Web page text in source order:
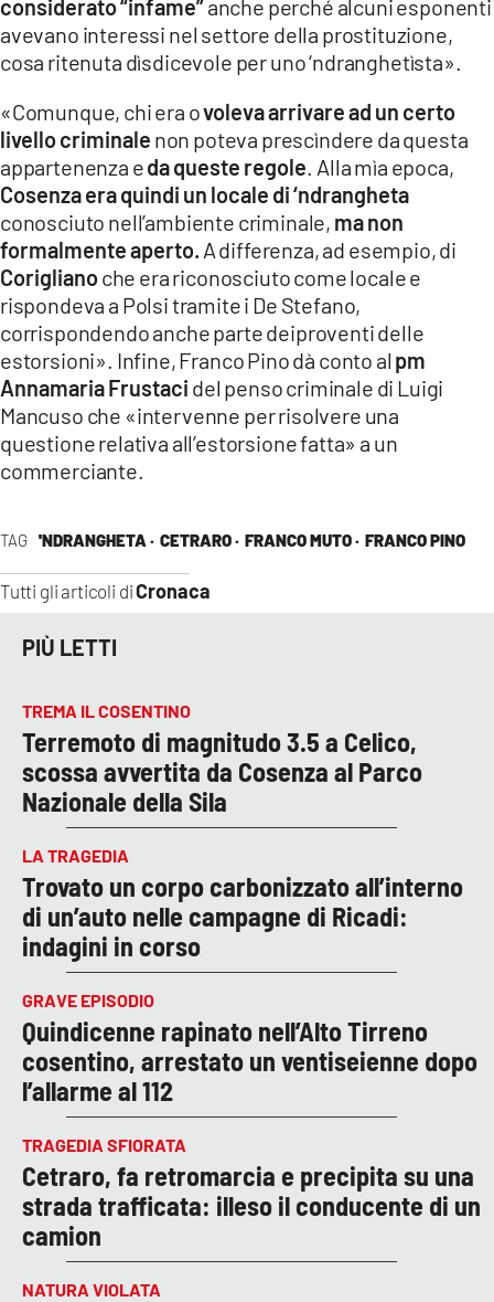
TAG 'NDRANGHETA · CETRARO · FRANCO MUTO · FRANCO PINO
Tutti gli articoli diCronaca
considerato “infame”anche perché alcuni esponenti
avevano interessi nel settore della prostituzione,
cosa ritenuta dìsdicevole per uno ‘ndranghetìsta».
«Comunque, chi era ovoleva arrivare ad un certo
livello criminale non poteva prescìndere da questa
appartenenza eda queste regole . Alla mìa epoca,
Cosenza era quindi un locale di ‘ndrangheta
conosciuto nell’ambiente criminale, ma non
formalmente aperto. A differenza, ad esempio, di
Coriglianoche era riconosciuto come locale e
rispondeva a Polsi tramite i De Stefano,
corrispondendo anche parte deiproventi delle
estorsioni». Infine, Franco Pino dà conto al pm
Annamaria Frustaci del penso criminale di Luigi
Mancuso che «intervenne per risolvere una
questione relativa all’estorsione fatta» a un
commerciante.
PIÙ LETTI
TREMA IL COSENTINO
Terremoto di magnitudo 3.5 a Celico,
scossa avvertita da Cosenza al Parco
Nazionale della Sila
LA TRAGEDIA
Trovato un corpo carbonizzato all’interno
di un’auto nelle campagne di Ricadi:
indagini in corso
GRAVE EPISODIO
Quindicenne rapinato nell’Alto Tirreno
cosentino, arrestato un ventiseienne dopo
l’allarme al 112
TRAGEDIA SFIORATA
Cetraro, fa retromarcia e precipita su una
strada trafficata: illeso il conducente di un
camion
NATURA VIOLATA